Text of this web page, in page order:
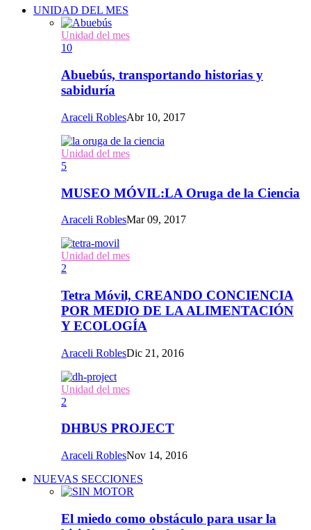
UNIDAD DEL MES
Unidad del mes
10
Abuebús, transportando historias y
sabiduría
Araceli RoblesAbr 10, 2017
Unidad del mes
5
MUSEO MÓVIL:LA Oruga de la Ciencia
Araceli RoblesMar 09, 2017
Unidad del mes
2
Tetra Móvil, CREANDO CONCIENCIA
POR MEDIO DE LA ALIMENTACIÓN
Y ECOLOGÍA
Araceli RoblesDic 21, 2016
Unidad del mes
2
DHBUS PROJECT
Araceli RoblesNov 14, 2016
NUEVAS SECCIONES
El miedo como obstáculo para usar la